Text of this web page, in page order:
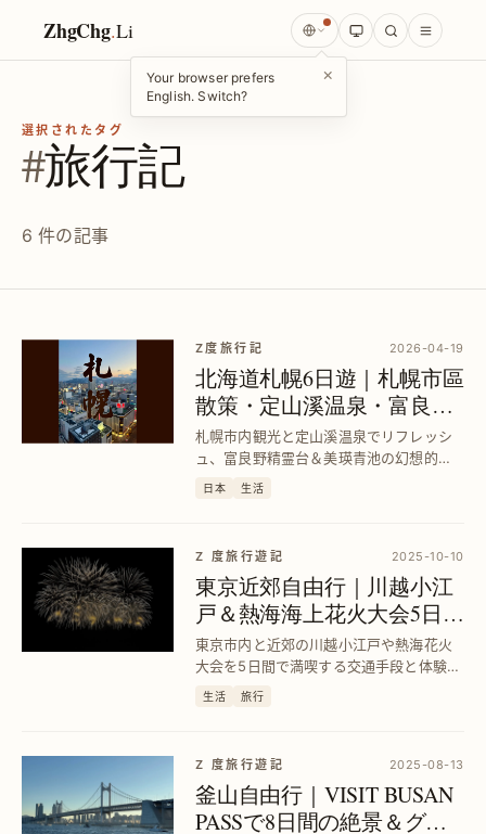
ZhgChg.Li
Your browser prefers
English. Switch?
×
選択されたタグ
#旅行記
6 件の記事
Z度旅行記 2026-04-19
北海道札幌6日遊｜札幌市區
散策・定山溪温泉・富良野
＆美瑛点灯ツアー完全ガイ
ド
札幌市内観光と定山溪温泉でリフレッシ
ュ、富良野精霊台＆美瑛青池の幻想的な
点灯を満喫したい旅行者向けに、効率的
日本 生活
Z 度旅行遊記 2025-10-10
東京近郊自由行｜川越小江
戸＆熱海海上花火大会5日間
完全ガイド
東京市内と近郊の川越小江戸や熱海花火
大会を5日間で満喫する交通手段と体験方
法を詳しく解説。効率的な旅程で充実の
生活 旅行
Z 度旅行遊記 2025-08-13
釜山自由行｜VISIT BUSAN
PASSで8日間の絶景＆グル